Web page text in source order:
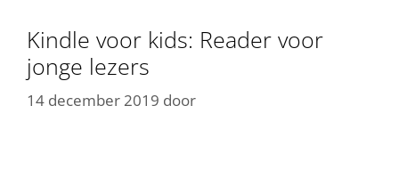
Kindle voor kids: Reader voor
jonge lezers
14 december 2019 door